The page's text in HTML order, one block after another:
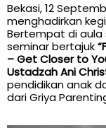
Bekasi, 12
menghadirkan
Bertempat di aula
seminar bertajuk
– Get Closer to
Ustadzah Ani
pendidikan anak
dari Griya